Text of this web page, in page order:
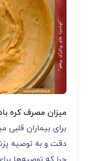
میزان مصرف کره
برای بیماران قلبی
دقت و به توصیه